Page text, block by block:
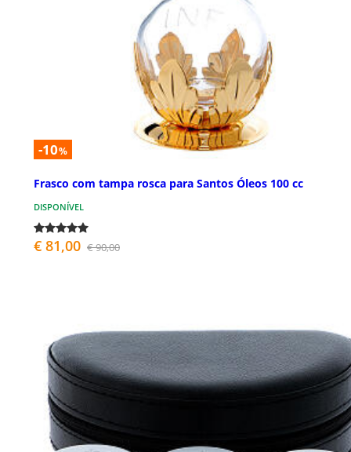
-10%
Frasco com tampa rosca para Santos Óleos 100 cc
DISPONÍVEL
€ 81,00 € 90,00